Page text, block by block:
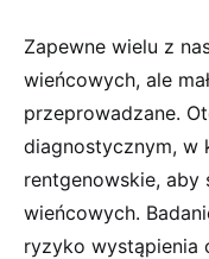
Zapewne wielu z
wieńcowych, ale
przeprowadzane.
diagnostycznym, w
rentgenowskie,
wieńcowych.
ryzyko wystąpienia